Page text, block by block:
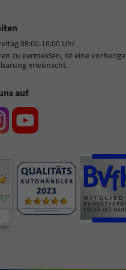
08:00-18:00 Uhr
zu vermeiden, ist eine vorherige
erwünscht.
auf